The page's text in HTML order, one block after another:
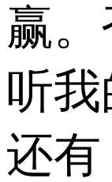
赢
听我
还